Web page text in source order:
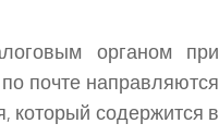
органом при
почте направляются
который содержится в